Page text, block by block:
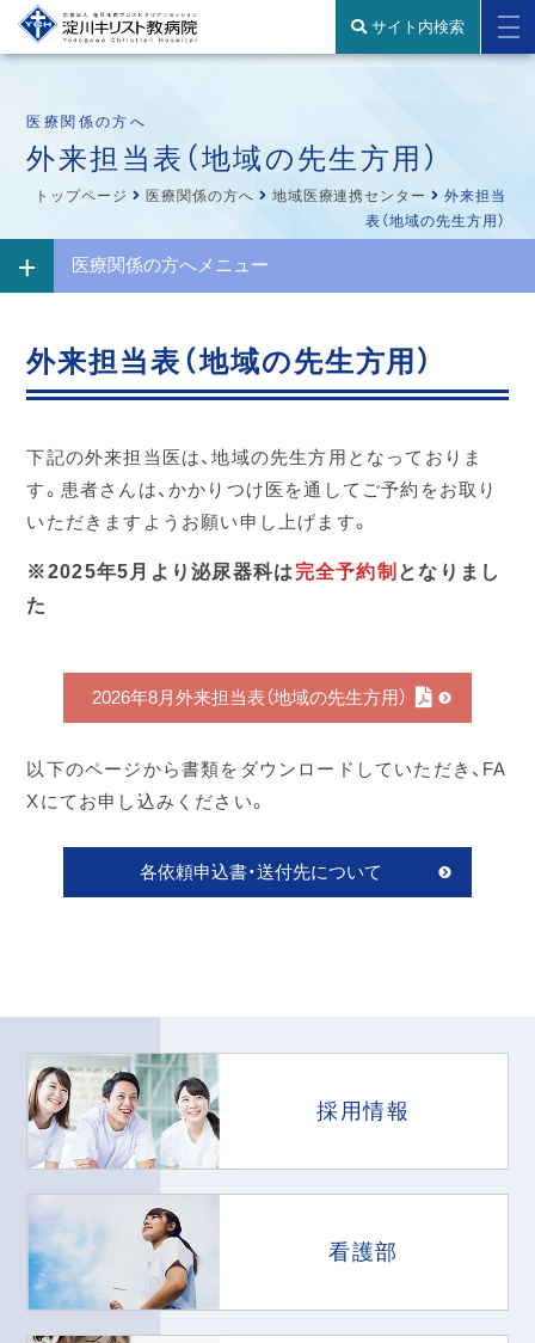
サイト内検索
医療関係の方へ
外来担当表（地域の先生方用）
トップページ 医療関係の方へ 地域医療連携センター
外来担当
表（地域の先生方用）
医療関係の方へメニュー
外来担当表（地域の先生方用）
下記の外来担当医は、地域の先生方用となっておりま
す。患者さんは、かかりつけ医を通してご予約をお取り
いただきますようお願い申し上げます。
※2025年5月より泌尿器科は 完全予約制 となりまし
た
2026年8月外来担当表（地域の先生方用）
以下のページから書類をダウンロードしていただき、FA
Xにてお申し込みください。
各依頼申込書・送付先について
採用情報
看護部